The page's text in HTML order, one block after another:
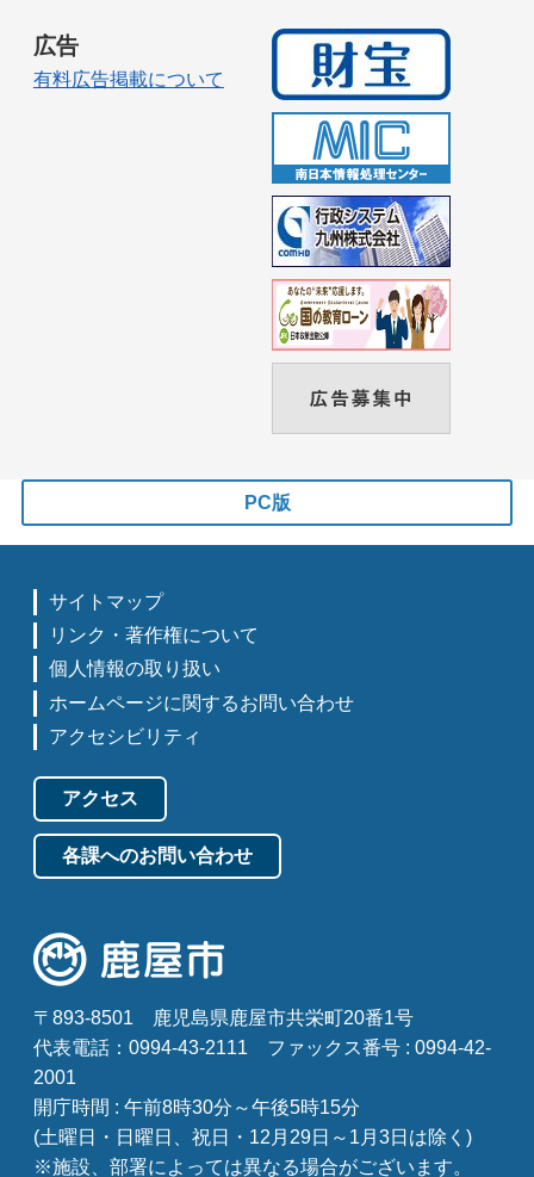
広告
有料広告掲載について
PC版
サイトマップ
リンク・著作権について
個人情報の取り扱い
ホームページに関するお問い合わせ
アクセシビリティ
アクセス
各課へのお問い合わせ
〒893-8501
鹿児島県鹿屋市共栄町20番1号
代表電話：0994-43-2111
ファックス番号 : 0994-42-
2001
開庁時間 : 午前8時30分～午後5時15分
(土曜日・日曜日、祝日・12月29日～1月3日は除く)
※施設、部署によっては異なる場合がございます。